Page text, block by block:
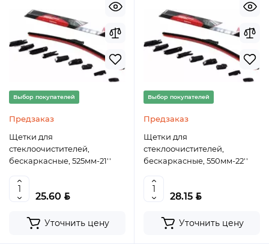
Выбор покупателей
Предзаказ
Щетки для
стеклоочистителей,
бескаркасные, 525мм-21''
25.60 BYN
Уточнить цену
Выбор покупателей
Предзаказ
Щетки для
стеклоочистителей,
бескаркасные, 550мм-22''
28.15 BYN
Уточнить цену